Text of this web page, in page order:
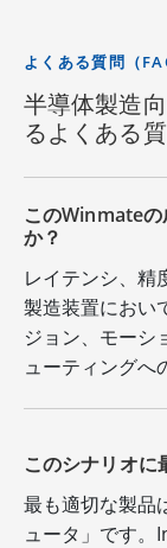
よくある質問（
半導体製造
るよくある
このWinmateの
か？
レイテンシ、精
製造装置におい
ジョン、モーシ
ューティングへ
このシナリオ
最も適切な製品
ュータ」です。